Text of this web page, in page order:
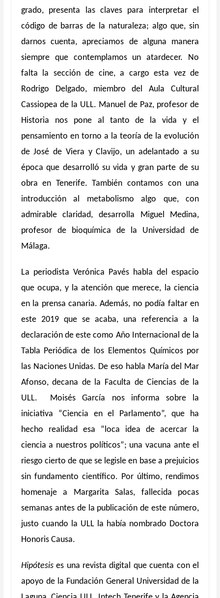
grado, presenta las claves para interpretar el
código de barras de la naturaleza; algo que, sin
darnos cuenta, apreciamos de alguna manera
siempre que contemplamos un atardecer. No
falta la sección de cine, a cargo esta vez de
Rodrigo Delgado, miembro del Aula Cultural
Cassiopea de la ULL. Manuel de Paz, profesor de
Historia nos pone al tanto de la vida y el
pensamiento en torno a la teoría de la evolución
de José de Viera y Clavijo, un adelantado a su
época que desarrolló su vida y gran parte de su
obra en Tenerife. También contamos con una
introducción al metabolismo algo que, con
admirable claridad, desarrolla Miguel Medina,
profesor de bioquímica de la Universidad de
Málaga.
La periodista Verónica Pavés habla del espacio
que ocupa, y la atención que merece, la ciencia
en la prensa canaria. Además, no podía faltar en
este 2019 que se acaba, una referencia a la
declaración de este como Año Internacional de la
Tabla Periódica de los Elementos Químicos por
las Naciones Unidas. De eso habla María del Mar
Afonso, decana de la Faculta de Ciencias de la
ULL. Moisés García nos informa sobre la
iniciativa “Ciencia en el Parlamento”, que ha
hecho realidad esa “loca idea de acercar la
ciencia a nuestros políticos”; una vacuna ante el
riesgo cierto de que se legisle en base a prejuicios
sin fundamento científico. Por último, rendimos
homenaje a Margarita Salas, fallecida pocas
semanas antes de la publicación de este número,
justo cuando la ULL la había nombrado Doctora
Honoris Causa.
Hipótesises una revista digital que cuenta con el
apoyo de la Fundación General Universidad de la